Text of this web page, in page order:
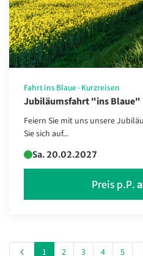
Fahrt ins Blaue · Kurzreisen
Jubiläumsfahrt "ins Blaue"
Feiern Sie mit uns unsere
Sie sich auf...
Sa. 20.02.2027
Preis p.P.
1 2 3 4 5